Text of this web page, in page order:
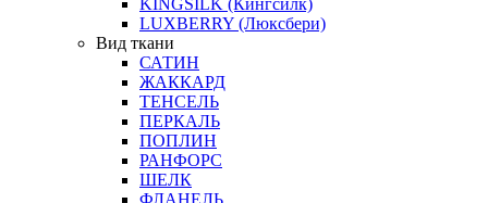
KINGSILK (Кингсилк)
LUXBERRY (Люксбери)
Вид ткани
САТИН
ЖАККАРД
ТЕНСЕЛЬ
ПЕРКАЛЬ
ПОПЛИН
РАНФОРС
ШЕЛК
ФЛАНЕЛЬ